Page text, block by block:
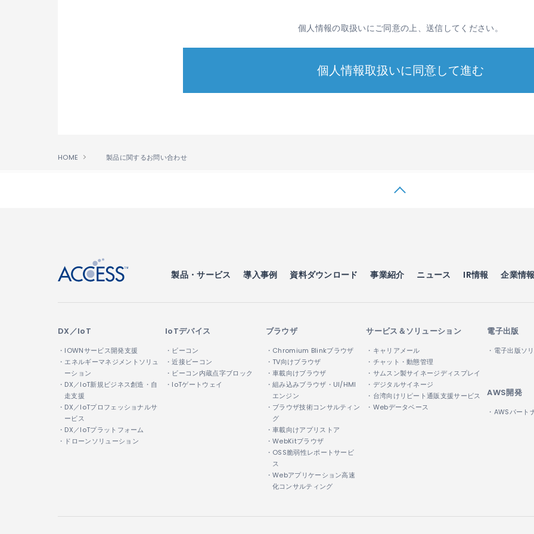
保有する個人情報について、お客様本人からの開示、訂正、削除、利用停止の依頼を所定の方法でお
1.2 ACCESSは、第1.1項に定める方針に基づき、具体的には、次条以下に定める内容に従って個人情報を取
して取得した個人情報については、採用にかかる業務（選考・連絡・手続き等）にのみ利用いたします。
3. 第三者への開示・提供
ACCESSは、第２条の利用目的等に記載した業務委託先への提供の場合および以下のいずれかに該当する場
提供いたしません。
お客様ご本人の同意がある場合
統計的なデータ等、ご本人を識別することができない状態で開示、提供する場合
法令に基づき開示・提供を求められた場合
人の生命、身体または財産の保護のために必要な場合であって、お客様の同意を得ることが困難である
国または地方公共団体等が公的な事務を実施する上で、協力する必要がある場合であって、お客様の
個人情報の取扱いにご同意の上、送信してください。
HOME 製品に関するお問い合わせ
製品・サービス 導入事例 資料ダウンロード 事業紹介 ニュース IR情報 企業情報
DX／IoT
・IOWNサービス開発支援
・エネルギーマネジメントソリュ
ーション
・DX／IoT新規ビジネス創造・自
走支援
・DX／IoTプロフェッショナルサ
ービス
・DX／IoTプラットフォーム
・ドローンソリューション
IoTデバイス
・ビーコン
・近接ビーコン
・ビーコン内蔵点字ブロック
・IoTゲートウェイ
ブラウザ
・Chromium Blinkブラウザ
・TV向けブラウザ
・車載向けブラウザ
・組み込みブラウザ・UI/HMI
エンジン
・ブラウザ技術コンサルティン
グ
・車載向けアプリストア
・WebKitブラウザ
・OSS脆弱性レポートサービ
ス
・Webアプリケーション高速
化コンサルティング
サービス＆ソリューション
・キャリアメール
・チャット・動態管理
・サムスン製サイネージディスプレイ
・デジタルサイネージ
・台湾向けリピート通販支援サービス
・Webデータベース
電子出版
・電子出版ソ
AWS開発
・AWSパート